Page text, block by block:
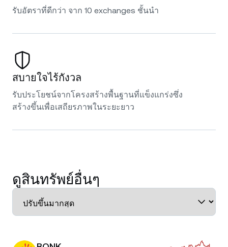
รับอัตราที่ดีกว่า จาก 10 exchanges ชั้นนำ
สบายใจไร้กังวล
รับประโยชน์จากโครงสร้างพื้นฐานที่แข็งแกร่งซึ่ง
สร้างขึ้นเพื่อเสถียรภาพในระยะยาว
ดูสินทรัพย์อื่นๆ